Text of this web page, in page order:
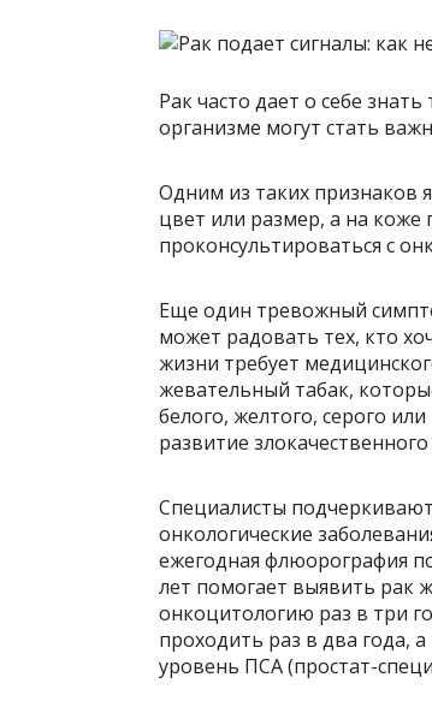
Рак часто дает о себе
организме могут стать
Одним из таких признаков
цвет или размер, а на коже
проконсультироваться с
Еще один тревожный
может радовать тех, кто
жизни требует
жевательный табак,
белого, желтого, серого
развитие
Специалисты
онкологические
ежегодная флюорография
лет помогает выявить рак
онкоцитологию раз в три
проходить раз в два года,
уровень ПСА (простат-